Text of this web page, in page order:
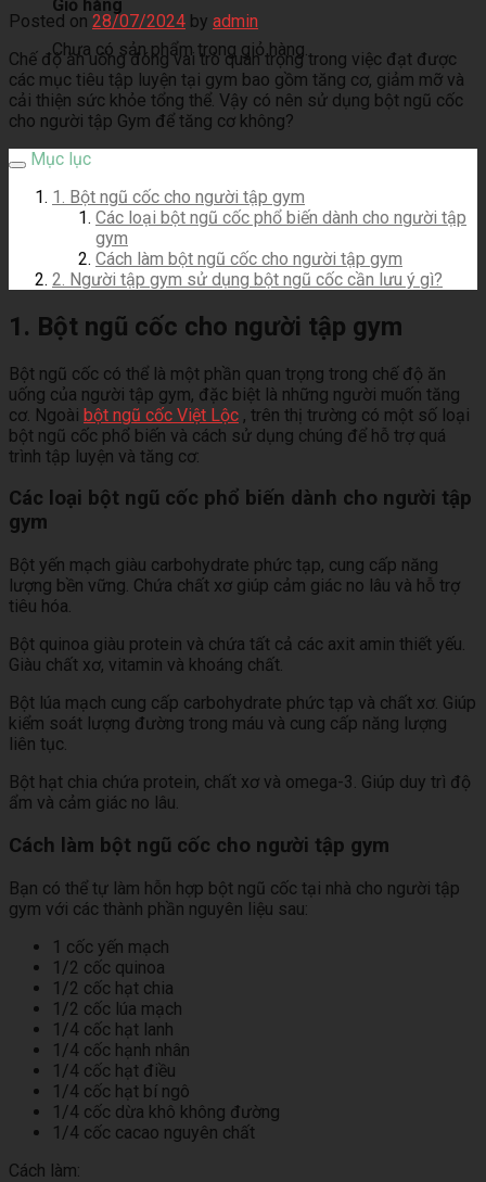
Giỏ hàng
Chưa có sản phẩm trong giỏ hàng.
Posted on 28/07/2024 by admin
Chế độ ăn uống đóng vai trò quan trọng trong việc đạt được
các mục tiêu tập luyện tại gym bao gồm tăng cơ, giảm mỡ và
cải thiện sức khỏe tổng thể. Vậy có nên sử dụng bột ngũ cốc
cho người tập Gym để tăng cơ không?
Mục lục
1. Bột ngũ cốc cho người tập gym
Các loại bột ngũ cốc phổ biến dành cho người tập
gym
Cách làm bột ngũ cốc cho người tập gym
2. Người tập gym sử dụng bột ngũ cốc cần lưu ý gì?
1. Bột ngũ cốc cho người tập gym
Bột ngũ cốc có thể là một phần quan trọng trong chế độ ăn
uống của người tập gym, đặc biệt là những người muốn tăng
cơ. Ngoài bột ngũ cốc Việt Lộc , trên thị trường có một số loại
bột ngũ cốc phổ biến và cách sử dụng chúng để hỗ trợ quá
trình tập luyện và tăng cơ:
Các loại bột ngũ cốc phổ biến dành cho người tập
gym
Bột yến mạch giàu carbohydrate phức tạp, cung cấp năng
lượng bền vững. Chứa chất xơ giúp cảm giác no lâu và hỗ trợ
tiêu hóa.
Bột quinoa giàu protein và chứa tất cả các axit amin thiết yếu.
Giàu chất xơ, vitamin và khoáng chất.
Bột lúa mạch cung cấp carbohydrate phức tạp và chất xơ. Giúp
kiểm soát lượng đường trong máu và cung cấp năng lượng
liên tục.
Bột hạt chia chứa protein, chất xơ và omega-3. Giúp duy trì độ
ẩm và cảm giác no lâu.
Cách làm bột ngũ cốc cho người tập gym
Bạn có thể tự làm hỗn hợp bột ngũ cốc tại nhà cho người tập
gym với các thành phần nguyên liệu sau:
1 cốc yến mạch
1/2 cốc quinoa
1/2 cốc hạt chia
1/2 cốc lúa mạch
1/4 cốc hạt lanh
1/4 cốc hạnh nhân
1/4 cốc hạt điều
1/4 cốc hạt bí ngô
1/4 cốc dừa khô không đường
1/4 cốc cacao nguyên chất
Cách làm: